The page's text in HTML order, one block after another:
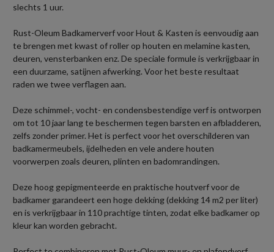
slechts 1 uur.
Rust-Oleum Badkamerverf voor Hout & Kasten is eenvoudig aan
te brengen met kwast of roller op houten en melamine kasten,
deuren, vensterbanken enz. De speciale formule is verkrijgbaar in
een duurzame, satijnen afwerking. Voor het beste resultaat
raden we twee verflagen aan.
Deze schimmel-, vocht- en condensbestendige verf is ontworpen
om tot 10 jaar lang te beschermen tegen barsten en afbladderen,
zelfs zonder primer. Het is perfect voor het overschilderen van
badkamermeubels, ijdelheden en vele andere houten
voorwerpen zoals deuren, plinten en badomrandingen.
Deze hoog gepigmenteerde en praktische houtverf voor de
badkamer garandeert een hoge dekking (dekking 14 m2 per liter)
en is verkrijgbaar in 110 prachtige tinten, zodat elke badkamer op
kleur kan worden gebracht.